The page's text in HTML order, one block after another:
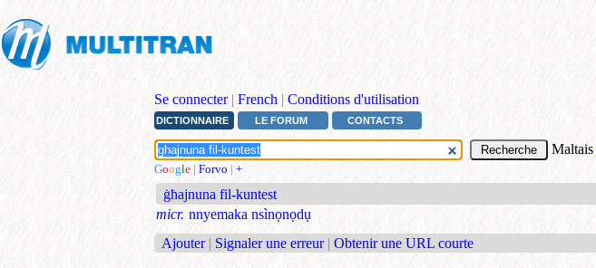
Se connecter | French | Conditions d'utilisation
DICTIONNAIRE LE FORUM CONTACTS
Maltais
Google | Forvo | +
ġħajnuna fil-kuntest
micr. nnyemaka nsìnọnọdụ
Ajouter | Signaler une erreur | Obtenir une URL courte